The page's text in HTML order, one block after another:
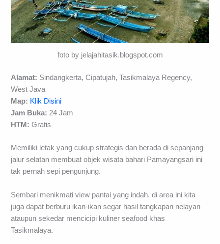
foto by jelajahitasik.blogspot.com
Alamat: Sindangkerta, Cipatujah, Tasikmalaya Regency,
West Java
Map: Klik Disini
Jam Buka: 24 Jam
HTM: Gratis
Memiliki letak yang cukup strategis dan berada di sepanjang
jalur selatan membuat objek wisata bahari Pamayangsari ini
tak pernah sepi pengunjung.
Sembari menikmati view pantai yang indah, di area ini kita
juga dapat berburu ikan-ikan segar hasil tangkapan nelayan
ataupun sekedar mencicipi kuliner seafood khas
Tasikmalaya.